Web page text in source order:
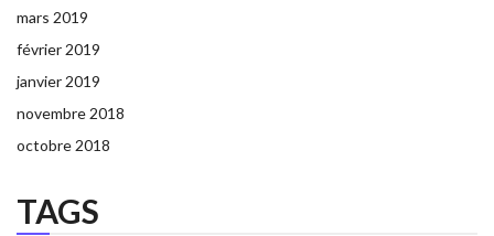
mars 2019
février 2019
janvier 2019
novembre 2018
octobre 2018
TAGS